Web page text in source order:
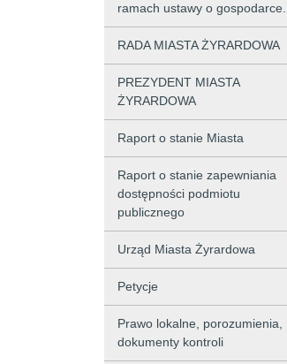
ramach ustawy o gospodarce...
RADA MIASTA ŻYRARDOWA
PREZYDENT MIASTA
ŻYRARDOWA
Raport o stanie Miasta
Raport o stanie zapewniania
dostępności podmiotu
publicznego
Urząd Miasta Żyrardowa
Petycje
Prawo lokalne, porozumienia,
dokumenty kontroli